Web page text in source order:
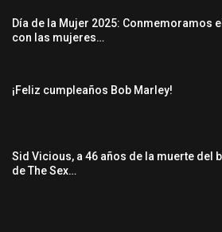
Día de la Mujer 2025: Conmemoramos
con las mujeres…
¡Feliz cumpleaños Bob Marley!
Sid Vicious, a 46 años de la muerte del
de The Sex…